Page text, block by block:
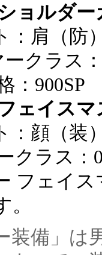
ョルダー
：肩（
クラス
：900SP
ェイスマ
：顔（
クラス
フェイス
装備」は